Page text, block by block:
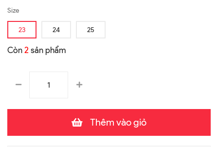
Size
23 24 25
Còn 2 sản phẩm
Thêm vào giỏ